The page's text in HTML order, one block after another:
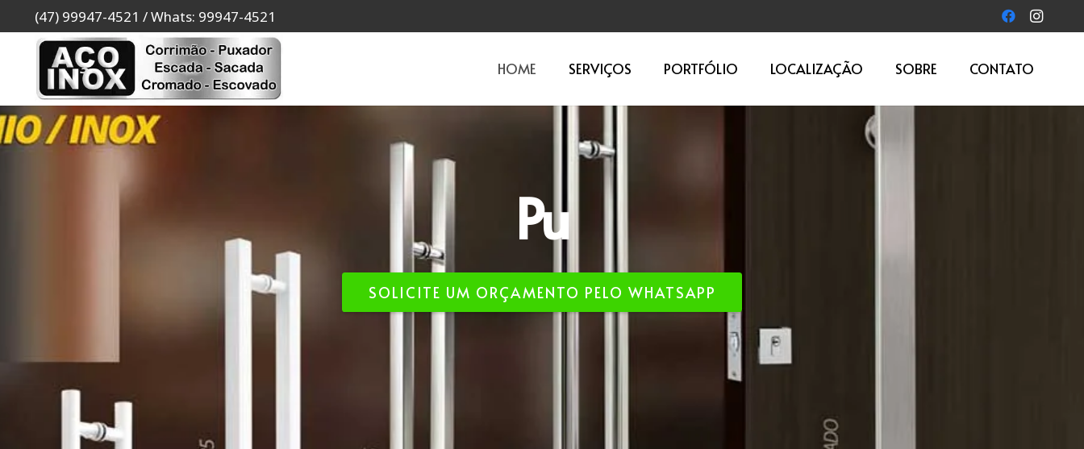
(47) 99947-4521 / Whats: 99947-4521
HOME SERVIÇOS PORTFÓLIO LOCALIZAÇÃO SOBRE CONTATO
Aço Ino
SOLICITE UM ORÇAMENTO PELO WHATSAPP